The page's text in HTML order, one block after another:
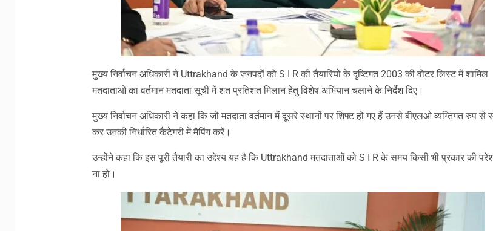
मुख्य निर्वाचन अधिकारी ने Uttrakhand के जनपदों को S I R की तैयारियों के दृष्टिगत 2003 की वोटर लिस्ट में शामिल
मतदाताओं का वर्तमान मतदाता सूची में शत प्रतिशत मिलान हेतु विशेष अभियान चलाने के निर्देश दिए।
मुख्य निर्वाचन अधिकारी ने कहा कि जो मतदाता वर्तमान में दूसरे स्थानों पर शिफ्ट हो गए हैं उनसे बीएलओ व्यग्तिगत रुप से
कर उनकी निर्धारित कैटेगरी में मैपिंग करें।
उन्होंने कहा कि इस पूरी तैयारी का उद्देश्य यह है कि Uttrakhand मतदाताओं को S I R के समय किसी भी प्रकार की
ना हो।